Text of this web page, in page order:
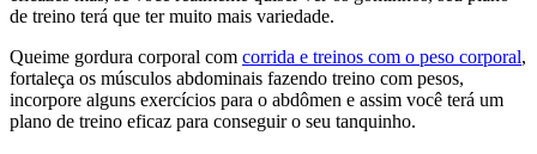
de treino terá que ter muito mais variedade.
Queime gordura corporal com corrida e treinos com o peso corporal,
fortaleça os músculos abdominais fazendo treino com pesos,
incorpore alguns exercícios para o abdômen e assim você terá um
plano de treino eficaz para conseguir o seu tanquinho.